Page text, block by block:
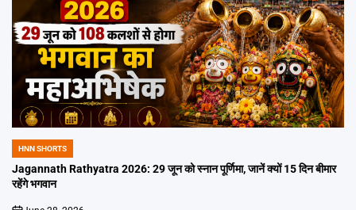
POSTED
IN
HNN SHORTS
Jagannath Rathyatra 2026: 29 जून को स्नान पूर्णिमा, जानें क्यों 15 दिन बीमार
रहेंगे भगवान